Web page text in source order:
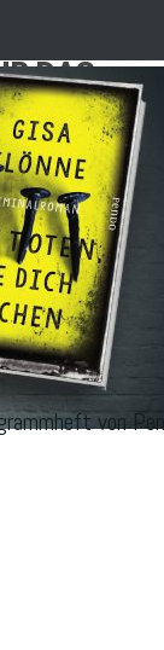
DAS
VON
von